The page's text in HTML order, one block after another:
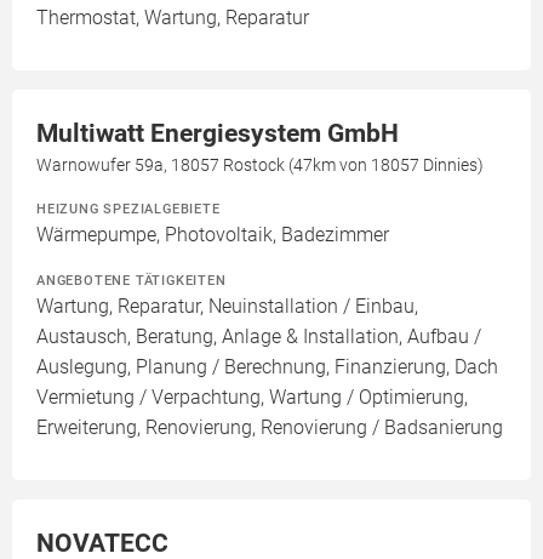
Thermostat, Wartung, Reparatur
Multiwatt Energiesystem GmbH
Warnowufer 59a, 18057 Rostock (47km von 18057 Dinnies)
HEIZUNG SPEZIALGEBIETE
Wärmepumpe, Photovoltaik, Badezimmer
ANGEBOTENE TÄTIGKEITEN
Wartung, Reparatur, Neuinstallation / Einbau,
Austausch, Beratung, Anlage & Installation, Aufbau /
Auslegung, Planung / Berechnung, Finanzierung, Dach
Vermietung / Verpachtung, Wartung / Optimierung,
Erweiterung, Renovierung, Renovierung / Badsanierung
NOVATECC